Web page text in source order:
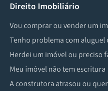
Direito Imobiliário
Vou comprar ou vender um
Tenho problema com aluguel
Herdei um imóvel ou preciso
Meu imóvel não tem escritura
A construtora atrasou ou